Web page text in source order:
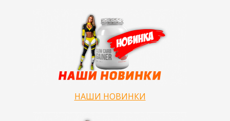
НАШИ НОВИНКИ